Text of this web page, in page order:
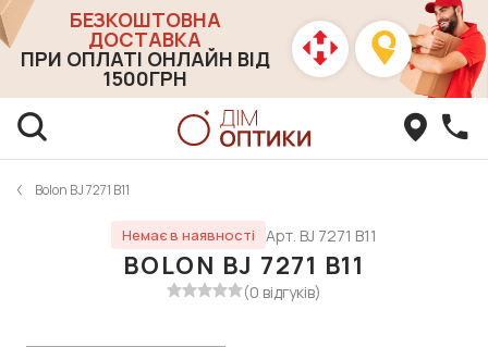
БЕЗКОШТОВНА
ДОСТАВКА
ПРИ ОПЛАТІ ОНЛАЙН ВІД
1500ГРН
Bolon BJ 7271 B11
Немає в наявності Арт. BJ 7271 B11
BOLON BJ 7271 B11
(0 відгуків)